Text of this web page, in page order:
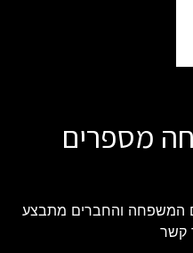
מספרים
המשפחה והחברים מתבצע
קשר